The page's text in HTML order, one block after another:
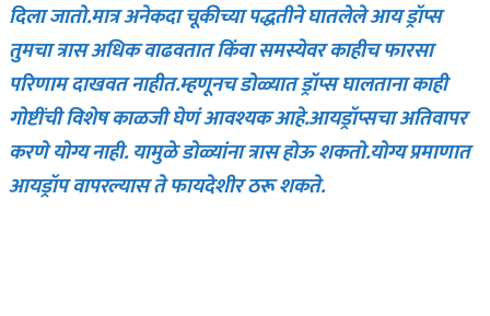
दिला जातो.मात्र अनेकदा चूकीच्या पद्धतीने घातलेले आय ड्रॉप्स
तुमचा त्रास अधिक वाढवतात किंवा समस्येवर काहीच फारसा
परिणाम दाखवत नाहीत.म्हणूनच डोळ्यात ड्रॉप्स घालताना काही
गोष्टींची विशेष काळजी घेणं आवश्यक आहे.आयड्रॉप्सचा अतिवापर
करणे योग्य नाही. यामुळे डोळ्यांना त्रास होऊ शकतो.योग्य प्रमाणात
आयड्रॉप वापरल्यास ते फायदेशीर ठरू शकते.